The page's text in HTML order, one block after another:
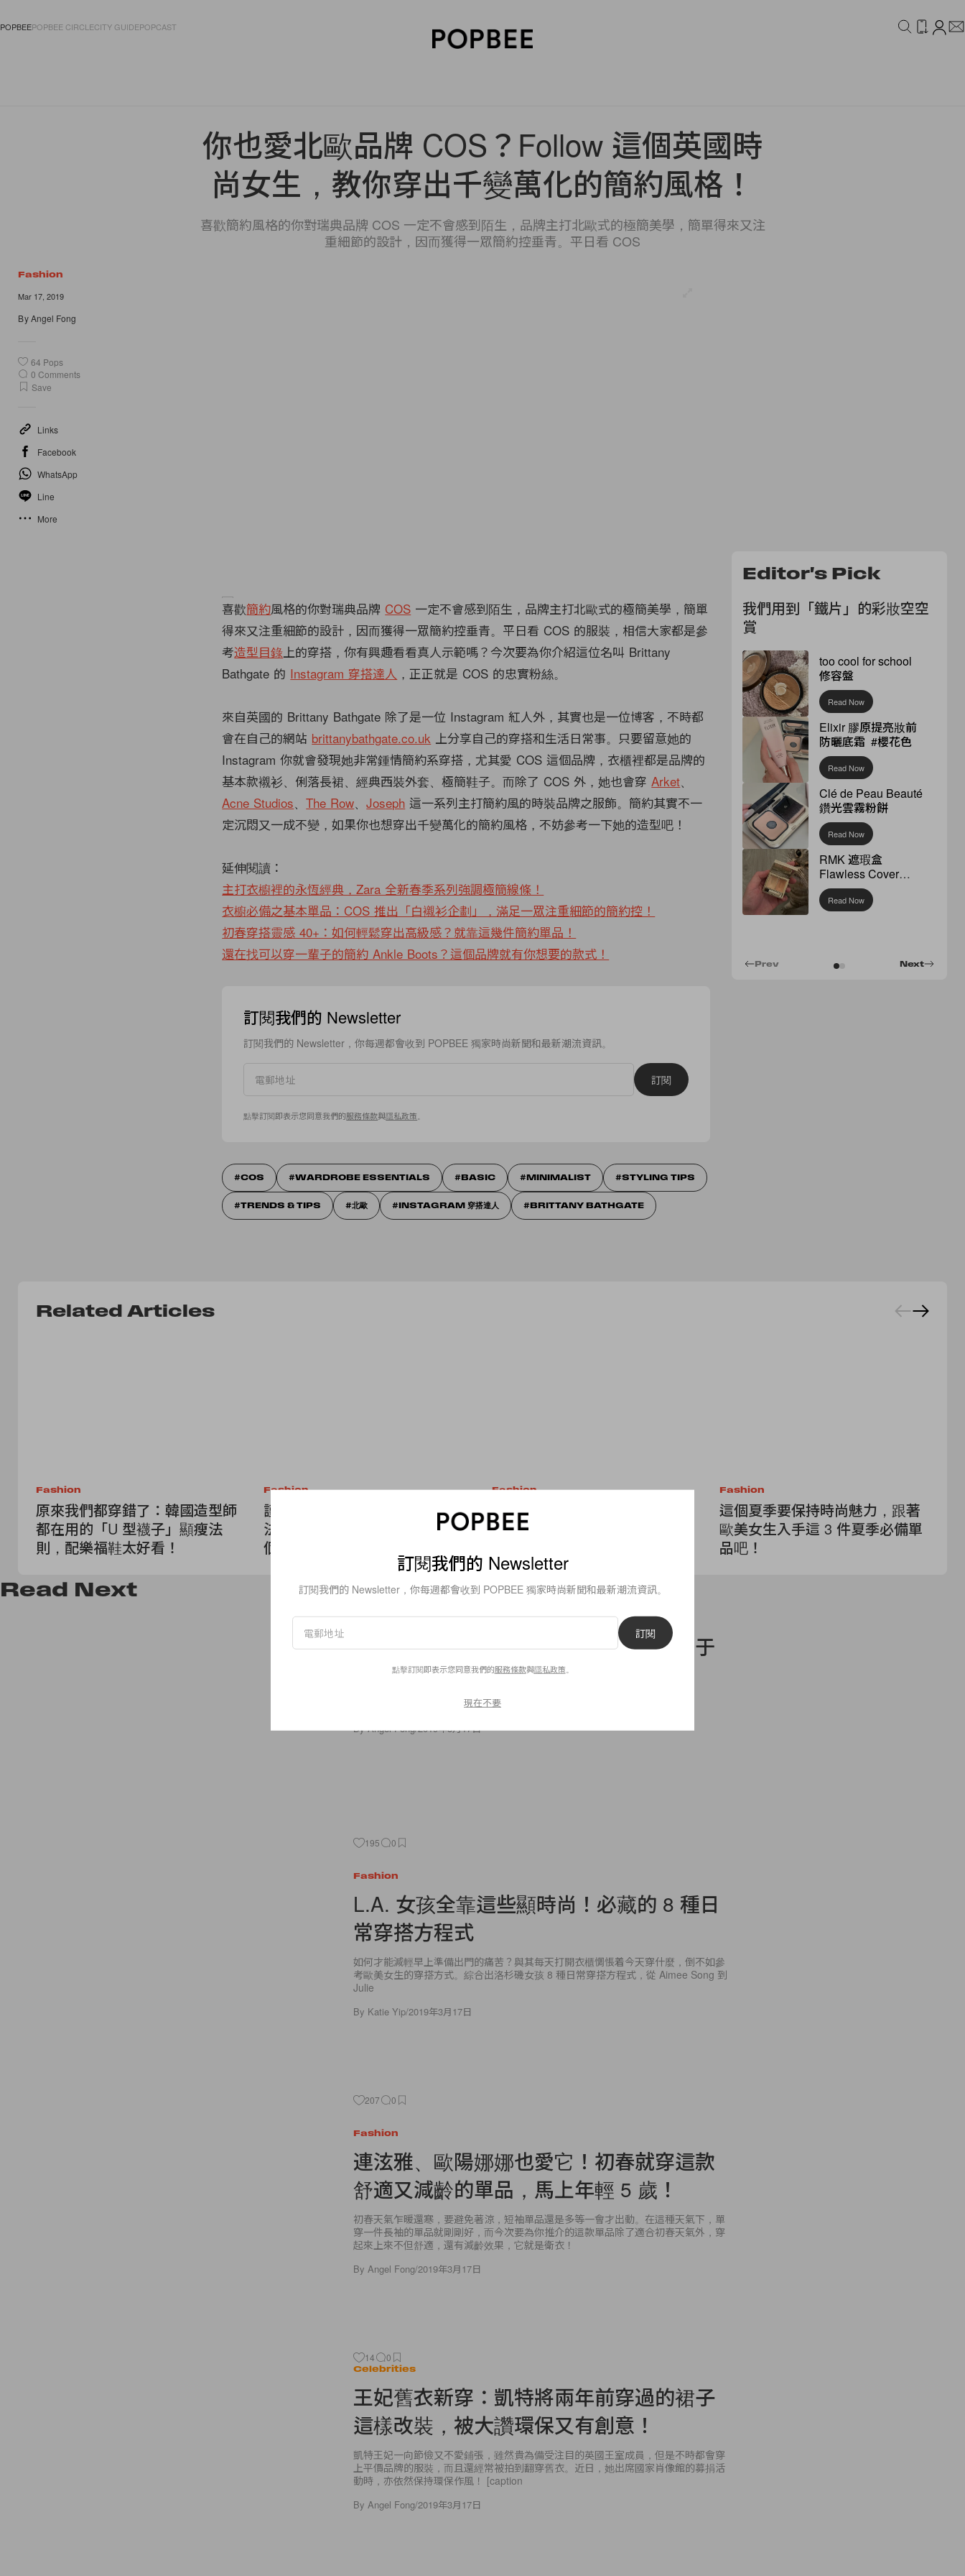
POPBEEPOPBEE CIRCLECITY GUIDEPOPCAST
你也愛北歐品牌 COS？Follow 這個英國時
尚女生，教你穿出千變萬化的簡約風格！
喜歡簡約風格的你對瑞典品牌 COS 一定不會感到陌生，品牌主打北歐式的極簡美學，簡單得來又注
重細節的設計，因而獲得一眾簡約控垂青。平日看 COS
Fashion
Mar 17, 2019
ByAngel Fong
64 Pops
0 Comments
Save
Links
Facebook
WhatsApp
Line
More
喜歡簡約風格的你對瑞典品牌 COS 一定不會感到陌生，品牌主打北歐式的極簡美學，簡單
得來又注重細節的設計，因而獲得一眾簡約控垂青。平日看 COS 的服裝，相信大家都是參
考造型目錄上的穿搭，你有興趣看看真人示範嗎？今次要為你介紹這位名叫 Brittany
Bathgate 的 Instagram 穿搭達人 ，正正就是 COS 的忠實粉絲。
來自英國的 Brittany Bathgate 除了是一位 Instagram 紅人外，其實也是一位博客，不時都
會在自己的網站 brittanybathgate.co.uk 上分享自己的穿搭和生活日常事。只要留意她的
Instagram 你就會發現她非常鍾情簡約系穿搭，尤其愛 COS 這個品牌，衣櫃裡都是品牌的
基本款襯衫、俐落長裙、經典西裝外套、極簡鞋子。而除了 COS 外，她也會穿Arket、
Acne Studios、The Row、Joseph 這一系列主打簡約風的時裝品牌之服飾。簡約其實不一
定沉悶又一成不變，如果你也想穿出千變萬化的簡約風格，不妨參考一下她的造型吧！
延伸閱讀：
主打衣櫥裡的永恆經典，Zara 全新春季系列強調極簡線條！
衣櫥必備之基本單品：COS 推出「白襯衫企劃」，滿足一眾注重細節的簡約控！
初春穿搭靈感 40+：如何輕鬆穿出高級感？就靠這幾件簡約單品！
還在找可以穿一輩子的簡約 Ankle Boots？這個品牌就有你想要的款式！
訂閱我們的 Newsletter
訂閱我們的 Newsletter，你每週都會收到 POPBEE 獨家時尚新聞和最新潮流資訊。
訂閱
點擊訂閱即表示您同意我們的服務條款與隱私政策
COS WARDROBE ESSENTIALS BASIC MINIMALIST STYLING TIPS
TRENDS & TIPS 北歐 INSTAGRAM 穿搭達人 BRITTANY BATHGATE
Editor's Pick
我們用到「鐵片」的彩妝空空
賞
too cool for school
修容盤
Read Now
Elixir 膠原提亮妝前
防曬底霜 #櫻花色
Read Now
Clé de Peau Beauté
鑽光雲霧粉餅
Read Now
RMK 遮瑕盒
Flawless Cover
Concealer
Read Now
Next
Prev
Related Articles
Fashion
原來我們都穿錯了：韓國造型師
都在用的「U 型襪子」顯瘦法
則，配樂福鞋太好看！
Fashion
謹守「T Shirt + 半截裙」穿搭
法：教你 5 個造型要點，讓你這
個夏天穿出最獨特氣質
Fashion
選一對「不搭的鞋」吧：來自專
業造型師的 Wrong-Shoes
驚喜
Fashion
這個夏季要保持時尚魅力，跟著
歐美女生入手這 3 件夏季必備單
品吧！
Read Next
Celebrities
「亞太區百大最帥臉孔」名單出爐！彭于
晏也只排 30？冠軍得主令人意外⋯⋯
昨天為大家報導過由《TC
ByAngel Fong/2019年3月17日
195 0
Fashion
L.A. 女孩全靠這些顯時尚！必藏的 8 種日
常穿搭方程式
如何才能減輕早上準備出門的痛苦？與其每天打開衣櫃惆悵着今天穿什麼，倒不如參
考歐美女生的穿搭方式。綜合出洛杉磯女孩 8 種日常穿搭方程式，從 Aimee Song 到
Julie
By Katie Yip/2019年3月17日
207 0
Fashion
連泫雅、歐陽娜娜也愛它！初春就穿這款
舒適又減齡的單品，馬上年輕 5 歲！
初春天氣乍暖還寒，要避免著涼，短袖單品還是多等一會才出動。在這種天氣下，單
穿一件長袖的單品就剛剛好，而今次要為你推介的這款單品除了適合初春天氣外，穿
起來上來不但舒適，還有減齡效果，它就是衛衣！
By Angel Fong/2019年3月17日
14 0
Celebrities
王妃舊衣新穿：凱特將兩年前穿過的裙子
這樣改裝，被大讚環保又有創意！
凱特王妃一向節儉又不愛鋪張，雖然貴為備受注目的英國王室成員，但是不時都會穿
上平價品牌的服裝，而且還經常被拍到翻穿舊衣。近日，她出席國家肖像館的募捐活
動時，亦依然保持環保作風！ [caption
By Angel Fong/2019年3月17日
訂閱我們的 Newsletter
訂閱我們的 Newsletter，你每週都會收到 POPBEE 獨家時尚新聞和最新潮流資訊。
訂閱
點擊訂閱即表示您同意我們的服務條款與隱私政策
現在不要